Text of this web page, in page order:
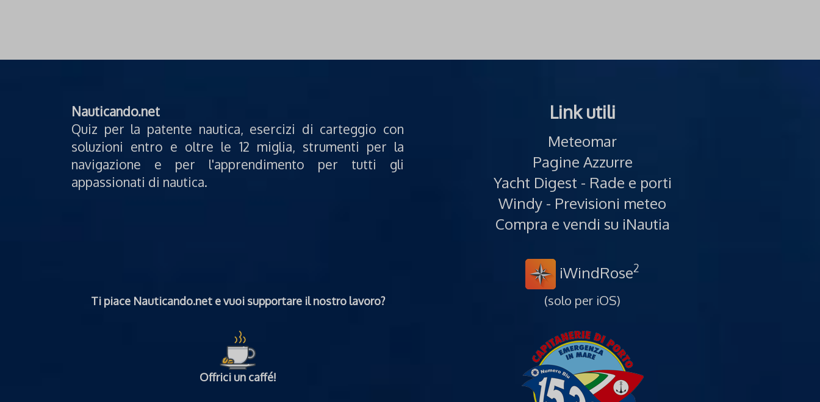
Nauticando.net
Quiz per la patente nautica, esercizi di carteggio con
soluzioni entro e oltre le 12 miglia, strumenti per la
navigazione e per l'apprendimento per tutti gli
appassionati di nautica.
Ti piace Nauticando.net e vuoi supportare il nostro lavoro?
Offrici un caffé!
Link utili
Meteomar
Pagine Azzurre
Yacht Digest - Rade e porti
Windy - Previsioni meteo
Compra e vendi su iNautia
iWindRose2
(solo per iOS)